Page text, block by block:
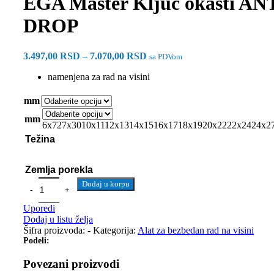
DROP
3.497,00 RSD – 7.070,00 RSD sa PDVom
namenjena za rad na visini
mm
mm
6x727x3010x1112x1314x1516x1718x1920x2222x24
Težina
Zemlja porekla
Dodaj u korpu
Uporedi
Dodaj u listu želja
Šifra proizvoda: - Kategorija: Alat za bezbedan rad na visini
Podeli:
Povezani proizvodi